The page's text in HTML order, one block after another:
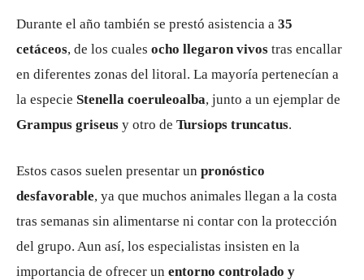
Durante el año también se prestó asistencia a 35
cetáceos, de los cuales ocho llegaron vivos tras encallar
en diferentes zonas del litoral. La mayoría pertenecían a
la especie Stenella coeruleoalba, junto a un ejemplar de
Grampus griseus y otro de Tursiops truncatus.
Estos casos suelen presentar un pronóstico
desfavorable, ya que muchos animales llegan a la costa
tras semanas sin alimentarse ni contar con la protección
del grupo. Aun así, los especialistas insisten en la
importancia de ofrecer un entorno controlado y